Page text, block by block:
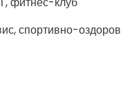
спортивно-